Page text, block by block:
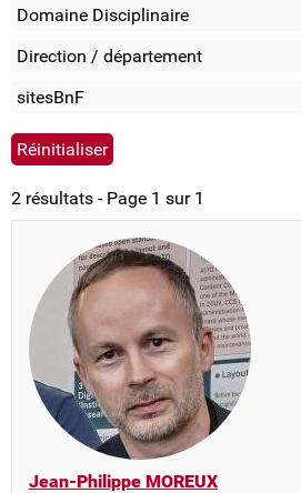
Domaine Disciplinaire
Direction / département
sitesBnF
2 résultats - Page 1 sur 1
Jean-Philippe MOREUX